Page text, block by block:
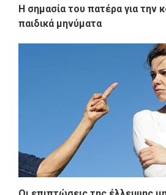
Η σημασία του πατέρα για την
παιδικά μηνύματα